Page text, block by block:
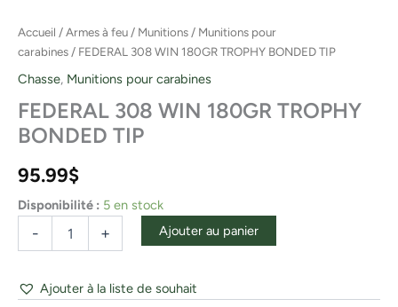
Accueil /Armes à feu / Munitions / Munitions pour
carabines / FEDERAL 308 WIN 180GR TROPHY BONDED TIP
Chasse, Munitions pour carabines
FEDERAL 308 WIN 180GR TROPHY
BONDED TIP
95.99$
Disponibilité : 5 en stock
- + Ajouter au panier
Ajouter à la liste de souhait